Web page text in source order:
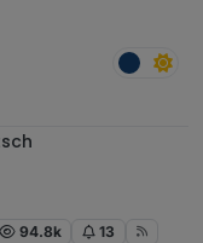
94.8k 13